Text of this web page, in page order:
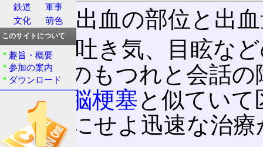
症状は出血の部位と出
頭痛、吐き気、目眩な
痺、口のもつれと会話
症状は脳梗塞と似てい
いずれにせよ迅速な治
鉄道
軍事
文化
萌色
このサイトについて
趣旨・概要
参加の案内
ダウンロード